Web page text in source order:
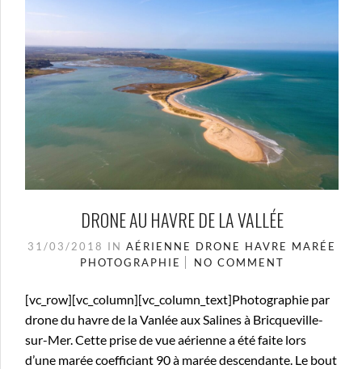
DRONE AU HAVRE DE LA VALLÉE
31/03/2018 IN AÉRIENNE DRONE HAVRE MARÉE
PHOTOGRAPHIE
NO COMMENT
[vc_row][vc_column][vc_column_text]Photographie par
drone du havre de la Vanlée aux Salines à Bricqueville-
sur-Mer. Cette prise de vue aérienne a été faite lors
d’une marée coefficiant 90 à marée descendante. Le bout